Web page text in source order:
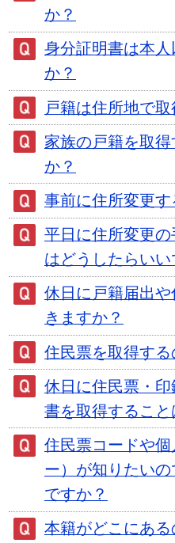
か？
身分証明書は本
か？
戸籍は住所地で
家族の戸籍を取
か？
事前に住所変更
平日に住所変更
はどうしたらいい
休日に戸籍届出
きますか？
住民票を取得す
休日に住民票・
書を取得すること
住民票コードや
ー）が知りたい
ですか？
本籍がどこにあ